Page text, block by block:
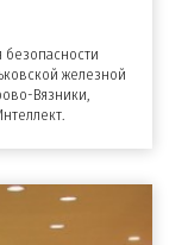
железной
Вязники,